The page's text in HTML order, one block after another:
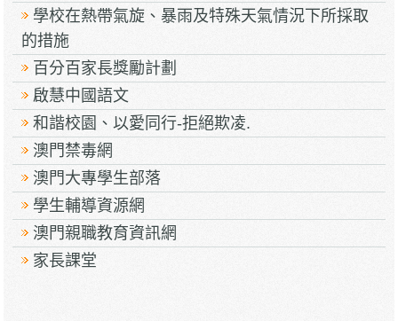
學校在熱帶氣旋、暴雨及特殊天氣情況下所採取
的措施
百分百家長獎勵計劃
啟慧中國語文
和諧校園、以愛同行-拒絕欺凌.
澳門禁毒網
澳門大專學生部落
學生輔導資源網
澳門親職教育資訊網
家長課堂